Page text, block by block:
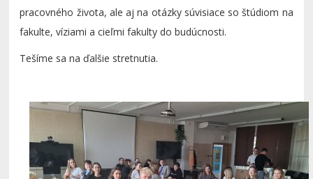
pracovného života, ale aj na otázky súvisiace so štúdiom na
fakulte, víziami a cieľmi fakulty do budúcnosti.
Tešíme sa na ďalšie stretnutia.